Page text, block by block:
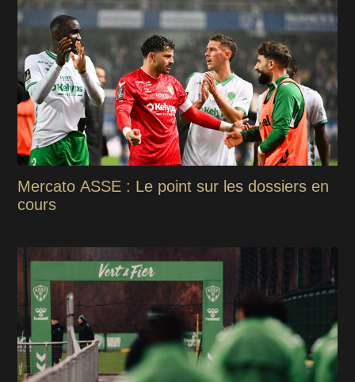
Mercato ASSE : Le point sur les dossiers en
cours